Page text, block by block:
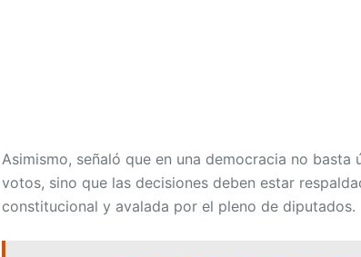
Asimismo, señaló que en una democracia no basta
votos, sino que las decisiones deben estar
constitucional y avalada por el pleno de diputados.